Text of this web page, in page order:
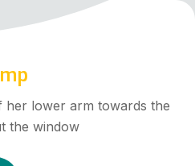
her lower arm towards the
the window